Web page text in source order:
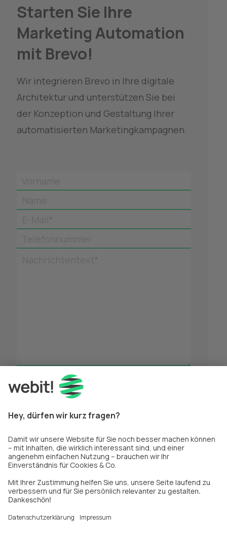
Starten Sie Ihre
Marketing Automation
mit Brevo!
Wir integrieren Brevo in Ihre digitale
Architektur und unterstützen Sie bei
der Konzeption und Gestaltung Ihrer
automatisierten Marketingkampagnen.
Privatsphäreeinstellungen